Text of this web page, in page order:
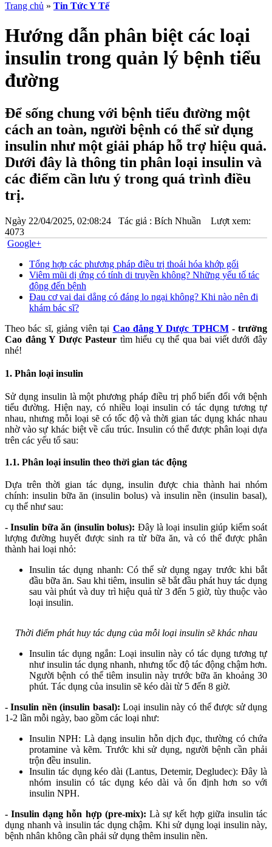
Trang chủ » Tin Tức Y Tế
Hướng dẫn phân biệt các loại
insulin trong quản lý bệnh tiểu
đường
Để sống chung với bệnh tiểu đường một
cách an toàn, người bệnh có thể sử dụng
insulin như một giải pháp hỗ trợ hiệu quả.
Dưới đây là thông tin phân loại insulin và
các điểm cần lưu ý trong quá trình điều
trị.
Ngày 22/04/2025, 02:08:24 Tác giả : Bích Nhuần Lượt xem:
4073
Google+
Tổng hợp các phương pháp điều trị thoái hóa khớp gối
Viêm mũi dị ứng có tính di truyền không? Những yếu tố tác
động đến bệnh
Đau cơ vai dai dẳng có đáng lo ngại không? Khi nào nên đi
khám bác sĩ?
Theo bác sĩ, giảng viên tại Cao đẳng Y Dược TPHCM- trường
Cao đẳng Y Dược Pasteur tìm hiểu cụ thể qua bai viết dưới đây
nhé!
1. Phân loại insulin
Sử dụng insulin là một phương pháp điều trị phổ biến đối với bệnh
tiểu đường. Hiện nay, có nhiều loại insulin có tác dụng tương tự
nhau, nhưng mỗi loại sẽ có tốc độ và thời gian tác dụng khác nhau
nhờ vào sự khác biệt về cấu trúc. Insulin có thể được phân loại dựa
trên các yếu tố sau:
1.1. Phân loại insulin theo thời gian tác động
Dựa trên thời gian tác dụng, insulin được chia thành hai nhóm
chính: insulin bữa ăn (insulin bolus) và insulin nền (insulin basal),
cụ thể như sau:
- Insulin bữa ăn (insulin bolus): Đây là loại insulin giúp kiểm soát
lượng đường huyết được sinh ra từ bữa ăn, và có thể được phân
thành hai loại nhỏ:
Insulin tác dụng nhanh: Có thể sử dụng ngay trước khi bắt
đầu bữa ăn. Sau khi tiêm, insulin sẽ bắt đầu phát huy tác dụng
sau vài phút và duy trì hiệu quả từ 3 đến 5 giờ, tùy thuộc vào
loại insulin.
Thời điểm phát huy tác dụng của mỗi loại insulin sẽ khác nhau
Insulin tác dụng ngắn: Loại insulin này có tác dụng tương tự
như insulin tác dụng nhanh, nhưng tốc độ tác động chậm hơn.
Người bệnh có thể tiêm insulin này trước bữa ăn khoảng 30
phút. Tác dụng của insulin sẽ kéo dài từ 5 đến 8 giờ.
- Insulin nền (insulin basal): Loại insulin này có thể được sử dụng
1-2 lần mỗi ngày, bao gồm các loại như:
Insulin NPH: Là dạng insulin hỗn dịch đục, thường có chứa
protamine và kẽm. Trước khi sử dụng, người bệnh cần phải
trộn đều insulin.
Insulin tác dụng kéo dài (Lantus, Detemir, Degludec): Đây là
nhóm insulin có tác dụng kéo dài và ổn định hơn so với
insulin NPH.
- Insulin dạng hỗn hợp (pre-mix): Là sự kết hợp giữa insulin tác
dụng nhanh và insulin tác dụng chậm. Khi sử dụng loại insulin này,
bệnh nhân không cần phải sử dụng thêm insulin nền.